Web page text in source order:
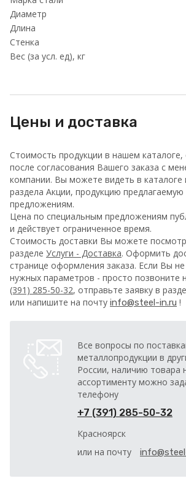
Диаметр
Длина
Стенка
Вес (за усл. ед), кг
Цены и доставка
Стоимость продукции в нашем каталоге,
после согласования Вашего заказа с
компании. Вы можете видеть в каталоге
раздела Акции, продукцию
предложениям.
Цена по специальным предложениям
и действует ограниченное время.
Стоимость доставки Вы можете
разделе Услуги - Доставка. Оформить
странице оформления заказа. Если Вы
нужных параметров - просто позвоните
(391) 285-50-32, отправьте заявку в
или напишите на почту info@steel-in.ru !
Все вопросы по
металлопродукции в
России, наличию товара
ассортименту можно
телефону
+7 (391) 285-50-32
Красноярск
или на почту